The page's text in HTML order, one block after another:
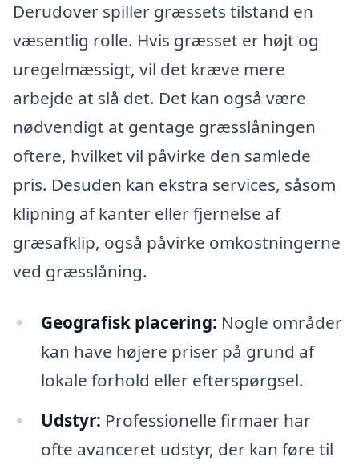
Derudover spiller græssets tilstand en
væsentlig rolle. Hvis græsset er højt og
uregelmæssigt, vil det kræve mere
arbejde at slå det. Det kan også være
nødvendigt at gentage græsslåningen
oftere, hvilket vil påvirke den samlede
pris. Desuden kan ekstra services, såsom
klipning af kanter eller fjernelse af
græsafklip, også påvirke omkostningerne
ved græsslåning.
Geografisk placering: Nogle områder
kan have højere priser på grund af
lokale forhold eller efterspørgsel.
Udstyr: Professionelle firmaer har
ofte avanceret udstyr, der kan føre til